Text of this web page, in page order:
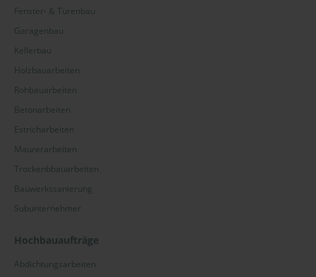
Fenster- & Türenbau
Garagenbau
Kellerbau
Holzbauarbeiten
Rohbauarbeiten
Betonarbeiten
Estricharbeiten
Maurerarbeiten
Trockenbbauarbeiten
Bauwerkssanierung
Subunternehmer
Hochbauaufträge
Abdichtungsarbeiten